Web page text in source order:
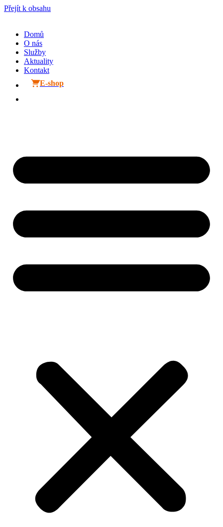
Přejít k obsahu
Domů
O nás
Služby
Aktuality
Kontakt
E-shop